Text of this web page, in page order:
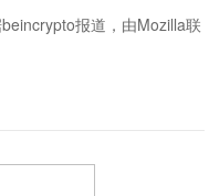
报道，由Mozilla联